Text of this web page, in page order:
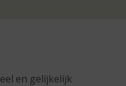
en gelijkelijk